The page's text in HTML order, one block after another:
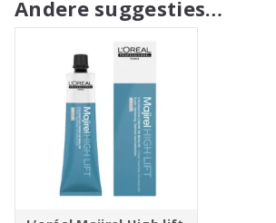
2. TOEPASSEN EN UITSPOELEN
• Met een penseel toepassen op droog,
• Begin met het toepassen op de aanzet.
• Voldoende product op de aanzet
uitstekende dekking van de witte haren.
• Totale inwerktijd: 35 minuten
• De inwerktijd begint aan het einde van
Andere suggesties…